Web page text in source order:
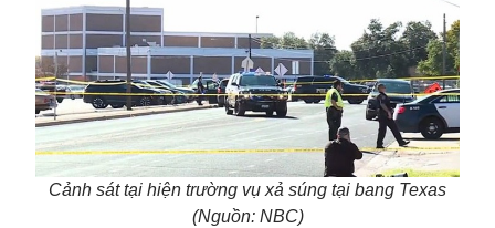
Cảnh sát tại hiện trường vụ xả súng tại bang Texas
(Nguồn: NBC)